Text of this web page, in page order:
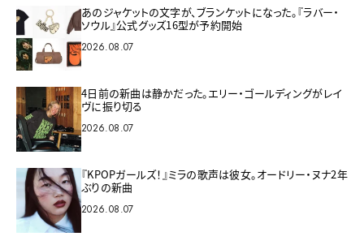
あのジャケットの文字が、ブランケットになった。『ラバー・
ソウル』公式グッズ16型が予約開始
2026.08.07
4日前の新曲は静かだった。エリー・ゴールディングがレイ
ヴに振り切る
2026.08.07
『KPOPガールズ！』ミラの歌声は彼女。オードリー・ヌナ2年
ぶりの新曲
2026.08.07